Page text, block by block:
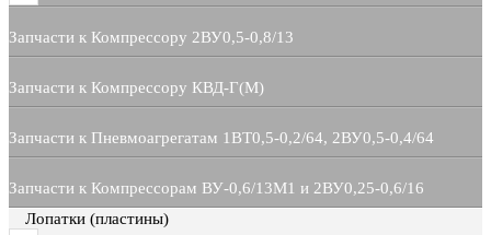
Запчасти к Компрессору 2ВУ0,5-0,8/13
Запчасти к Компрессору КВД-Г(М)
Запчасти к Пневмоагрегатам 1ВТ0,5-0,2/64, 2ВУ0,5-0,4/64
Запчасти к Компрессорам ВУ-0,6/13М1 и 2ВУ0,25-0,6/16
Лопатки (пластины)